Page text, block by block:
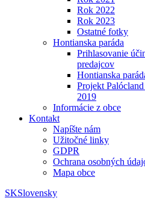
Rok 2022
Rok 2023
Ostatné fotky
Hontianska paráda
Prihlasovanie
predajcov
Hontianska
Projekt
2019
Informácie z obce
Kontakt
Napíšte nám
Užitočné linky
GDPR
Ochrana osobných
Mapa obce
SKSlovensky